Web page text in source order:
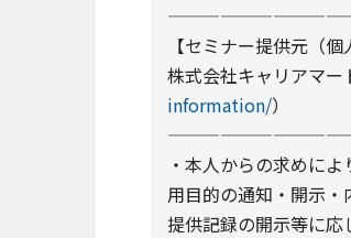
【セミナー提供元（
株式会社キャリアマー
information/）
・本人からの求めに
用目的の通知・開示
提供記録の開示等に応